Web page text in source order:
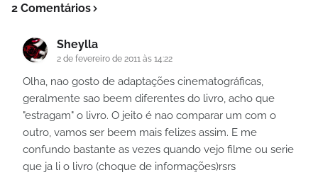
2 Comentários
Sheylla
2 de fevereiro de 2011 às 14:22
Olha, nao gosto de adaptações cinematográficas,
geralmente sao beem diferentes do livro, acho que
"estragam" o livro. O jeito é nao comparar um com o
outro, vamos ser beem mais felizes assim. E me
confundo bastante as vezes quando vejo filme ou serie
que ja li o livro (choque de informações)rsrs